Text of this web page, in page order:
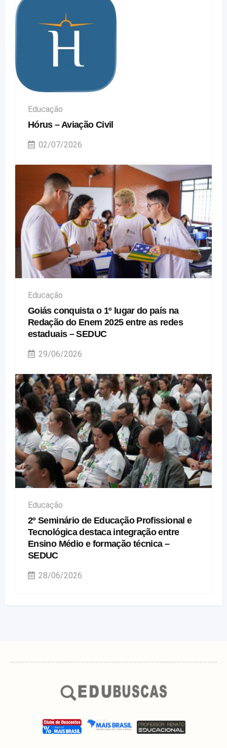
Educação
Hórus – Aviação Civil
02/07/2026
Educação
Goiás conquista o 1º lugar do país na
Redação do Enem 2025 entre as redes
estaduais – SEDUC
29/06/2026
Educação
2º Seminário de Educação Profissional e
Tecnológica destaca integração entre
Ensino Médio e formação técnica –
SEDUC
28/06/2026